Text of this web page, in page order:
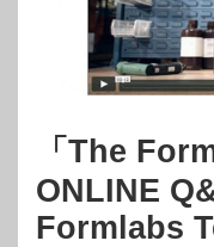
「The
ONLINE
Formlabs